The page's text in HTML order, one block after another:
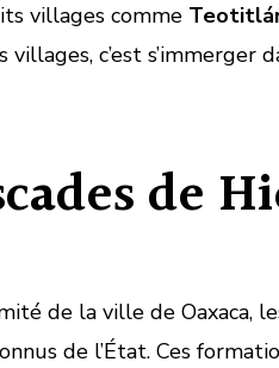
villages comme
villages, c’est
de
de la ville de Oaxaca,
de l’État. Ces